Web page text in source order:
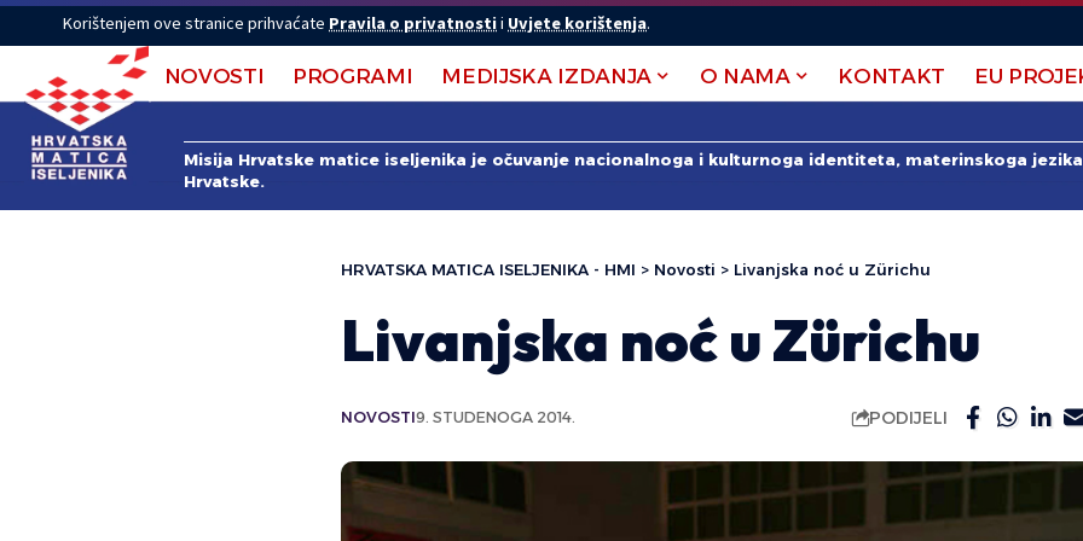
Korištenjem ove stranice prihvaćate Pravila o privatnostii Uvjete korištenja.
NOVOSTI PROGRAMI MEDIJSKA IZDANJA O NAMA KONTAKT EU
Misija Hrvatske matice iseljenika je očuvanje nacionalnoga i kulturnoga identiteta, materinskoga
Hrvatske.
HRVATSKA MATICA ISELJENIKA - HMI > Novosti > Livanjska noć u Zürichu
Livanjska noć u Zürichu
NOVOSTI9. STUDENOGA 2014. PODIJELI